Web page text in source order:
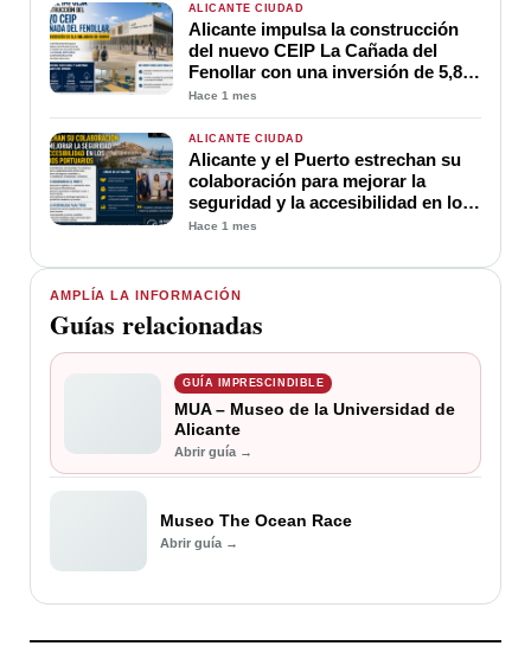
AMPLÍA LA INFORMACIÓN
Guías relacionadas
GUÍA IMPRESCINDIBLE
MUA – Museo de la Universidad de
Alicante
Abrir guía →
Museo The Ocean Race
Abrir guía →
ALICANTE CIUDAD
Alicante impulsa la construcción
del nuevo CEIP La Cañada del
Fenollar con una inversión de 5,8
millones de euros
Hace 1 mes
ALICANTE CIUDAD
Alicante y el Puerto estrechan su
colaboración para mejorar la
seguridad y la accesibilidad en los
espacios portuarios
Hace 1 mes